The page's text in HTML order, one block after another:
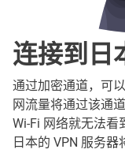
连接到日
通过加密通道，可
网流量将通过该通
Wi-Fi 网络就无法看
日本的 VPN 服务